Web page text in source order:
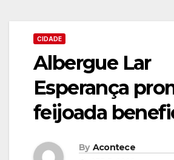
CIDADE
Albergue Lar
Esperança
feijoada
By Acontece